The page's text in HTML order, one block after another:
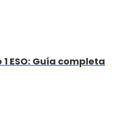
ESO: Guía completa